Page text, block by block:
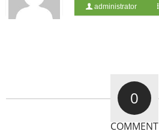
administrator
0
COMMENT